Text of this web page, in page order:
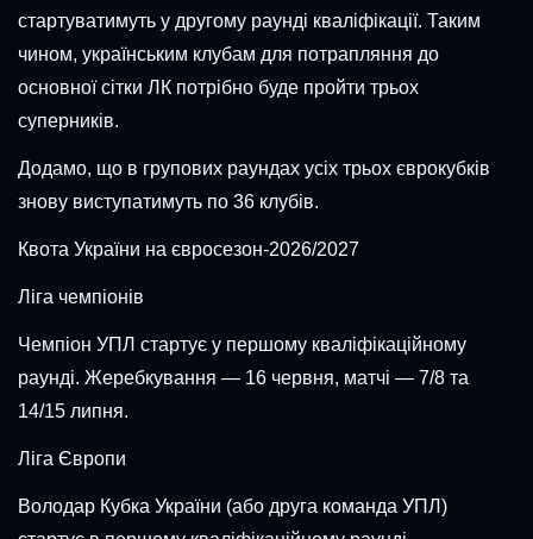
стартуватимуть у другому раунді кваліфікації. Таким
чином, українським клубам для потрапляння до
основної сітки ЛК потрібно буде пройти трьох
суперників.
Додамо, що в групових раундах усіх трьох єврокубків
знову виступатимуть по 36 клубів.
Квота України на євросезон-2026/2027
Ліга чемпіонів
Чемпіон УПЛ стартує у першому кваліфікаційному
раунді. Жеребкування — 16 червня, матчі — 7/8 та
14/15 липня.
Ліга Європи
Володар Кубка України (або друга команда УПЛ)